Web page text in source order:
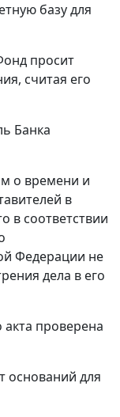
базу для
просит
считая его
Банка
о времени и
в
в соответствии
Федерации не
дела в его
проверена
оснований для